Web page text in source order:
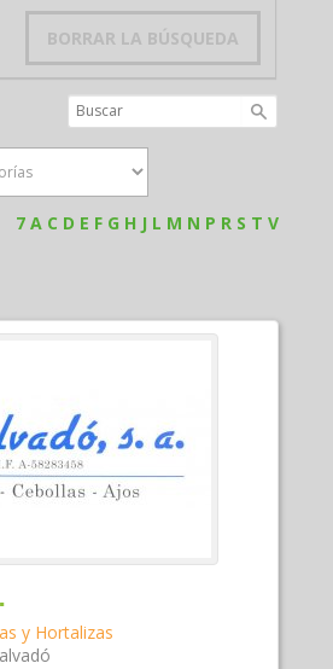
BORRAR LA BÚSQUEDA
7 A C D E F G H J L M N P R S T V
y Hortalizas